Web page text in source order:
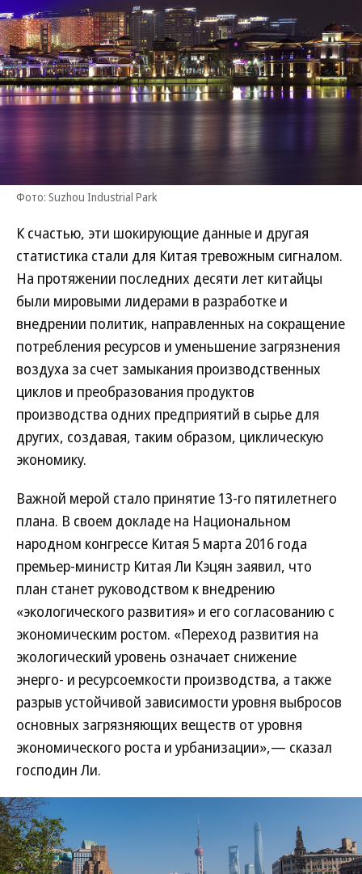
Фото: Suzhou Industrial Park
К счастью, эти шокирующие данные и другая
статистика стали для Китая тревожным сигналом.
На протяжении последних десяти лет китайцы
были мировыми лидерами в разработке и
внедрении политик, направленных на сокращение
потребления ресурсов и уменьшение загрязнения
воздуха за счет замыкания производственных
циклов и преобразования продуктов
производства одних предприятий в сырье для
других, создавая, таким образом, циклическую
экономику.
Важной мерой стало принятие 13-го пятилетнего
плана. В своем докладе на Национальном
народном конгрессе Китая 5 марта 2016 года
премьер-министр Китая Ли Кэцян заявил, что
план станет руководством к внедрению
«экологического развития» и его согласованию с
экономическим ростом. «Переход развития на
экологический уровень означает снижение
энерго- и ресурсоемкости производства, а также
разрыв устойчивой зависимости уровня выбросов
основных загрязняющих веществ от уровня
экономического роста и урбанизации»,— сказал
господин Ли.